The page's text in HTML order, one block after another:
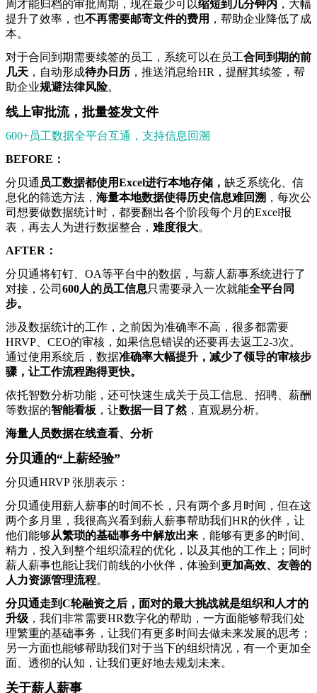
周才能归档的审批周期，现在最少可以缩短到几分钟内 ，大幅
提升了效率，也不再需要邮寄文件的费用 ，帮助企业降低了成
本。
对于合同到期需要续签的员工，系统可以在员工合同到期的前
几天 ，自动形成待办日历 ，推送消息给HR，提醒其续签，帮
助企业规避法律风险。
线上审批流，批量签发文件
600+员工数据全平台互通，支持信息回溯
BEFORE：
分贝通 员工数据都使用Excel进行本地存储 ， 缺乏系统化、信
息化的筛选方法， 海量本地数据使得历史信息难回溯 ，每次公
司想要做数据统计时，都要翻出各个阶段每个月的Excel报
表，再去人为进行数据整合， 难度很大。
AFTER：
分贝通将钉钉、OA等平台中的数据，与薪人薪事系统进行了
对接，公司 600人的员工信息只需要录入一次就能全平台同
步。
涉及数据统计的工作，之前因为准确率不高，很多都需要
HRVP、CEO的审核，如果信息错误的还要再去返工2-3次。
通过使用系统后，数据准确率大幅提升，减少了领导的审核步
骤，让工作流程跑得更快。
依托智数分析功能，还可快速生成关于员工信息、招聘、薪酬
等数据的智能看板 ，让数据一目了然，直观易分析。
海量人员数据在线查看、分析
分贝通的“上薪经验”
分贝通HRVP 张朋表示：
分贝通使用薪人薪事的时间不长，只有两个多月时间，但在这
两个多月里，我很高兴看到薪人薪事帮助我们HR的伙伴，让
他们能够从繁琐的基础事务中解放出来 ，能够有更多的时间、
精力，投入到整个组织流程的优化，以及其他的工作上；同时
薪人薪事也能让我们前线的小伙伴，体验到 更加高效、友善的
人力资源管理流程。
分贝通走到C轮融资之后，面对的最大挑战就是组织和人才的
升级 ，我们非常需要HR数字化的帮助，一方面能够帮我们处
理繁重的基础事务，让我们有更多时间去做未来发展的思考；
另一方面也能够帮助我们对于当下的组织情况，有一个更加全
面、透彻的认知，让我们更好地去规划未来。
关于薪人薪事